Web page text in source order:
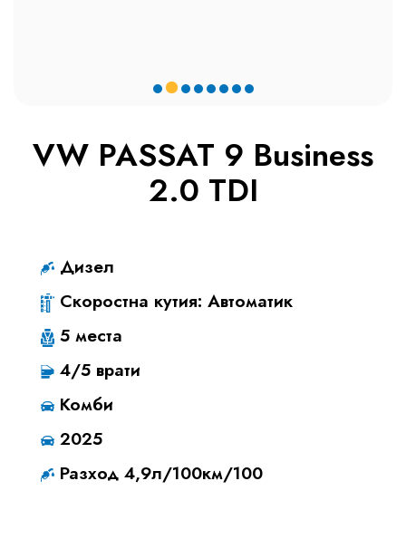
VW PASSAT 9 Business
2.0 TDI
Дизел
Скоростна кутия: Автоматик
5 места
4/5 врати
Комби
2025
Разход 4,9л/100км/100